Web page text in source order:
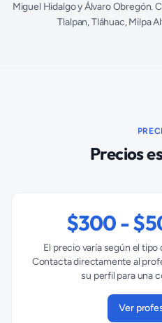
Miguel Hidalgo y Álvaro Obregón.
Tlalpan, Tláhuac, Milpa
Precios
$300- $
El precio varía según el
Contacta directamente al
su perfil para una
Ver